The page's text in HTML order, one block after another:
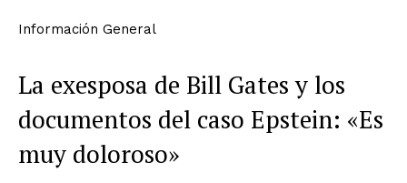
Información General
La exesposa de Bill Gates y los
documentos del caso Epstein: «Es
muy doloroso»